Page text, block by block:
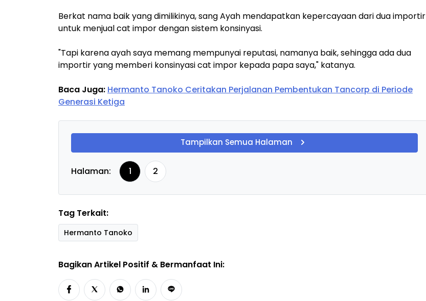
‎Berkat nama baik yang dimilikinya, sang Ayah mendapatkan kepercayaan dari dua importir
untuk menjual cat impor dengan sistem konsinyasi.
‎"Tapi karena ayah saya memang mempunyai reputasi, namanya baik, sehingga ada dua
importir yang memberi konsinyasi cat impor kepada papa saya," katanya.
Baca Juga: Hermanto Tanoko Ceritakan Perjalanan Pembentukan Tancorp di Periode
Generasi Ketiga
Tampilkan Semua Halaman
Halaman: 1 2
Tag Terkait:
Hermanto Tanoko
Bagikan Artikel Positif & Bermanfaat Ini: